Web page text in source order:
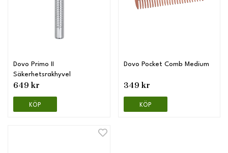
Dovo Primo II
Säkerhetsrakhyvel
649 kr
KÖP
Dovo Pocket Comb Medium
349 kr
KÖP